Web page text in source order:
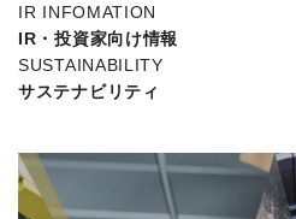
IR INFOMATION
IR・投資家向け情報
SUSTAINABILITY
サステナビリティ